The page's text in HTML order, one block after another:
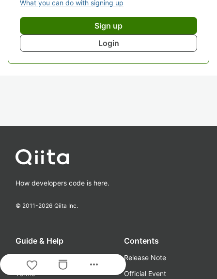
What you can do with signing up
Sign up
Login
more_horiz
How developers code is here.
© 2011-2026 Qiita Inc.
Guide & Help
Terms
Contents
Release Note
Official Event